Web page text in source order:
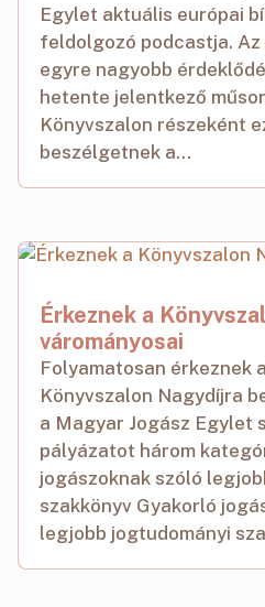
Egylet aktuális európai
feldolgozó podcastja.
egyre nagyobb
hetente jelentkező
Könyvszalon részeként
beszélgetnek a...
Érkeznek a
várományosai
Folyamatosan érkeznek
Könyvszalon Nagydíjra
a Magyar Jogász Egylet
pályázatot három
jogászoknak szóló
szakkönyv Gyakorló
legjobb jogtudományi